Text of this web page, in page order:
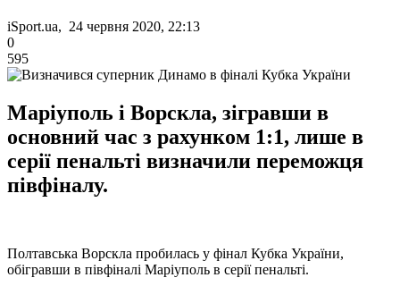
iSport.ua, 24 червня 2020, 22:13
0
595
Маріуполь і Ворскла, зігравши в
основний час з рахунком 1:1, лише в
серії пенальті визначили переможця
півфіналу.
Полтавська Ворскла пробилась у фінал Кубка України,
обігравши в півфіналі Маріуполь в серії пенальті.